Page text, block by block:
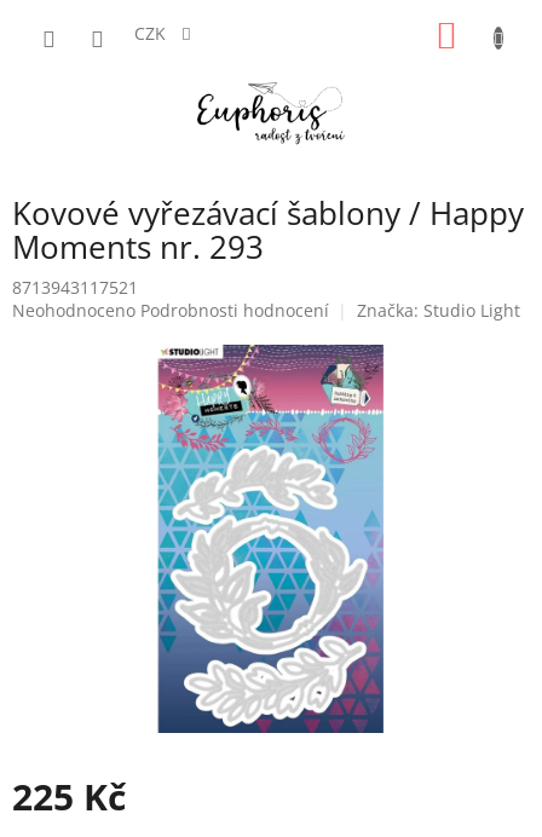
CZK
Kovové vyřezávací šablony / Happy
Moments nr. 293
8713943117521
Průměrné
Neohodnoceno Podrobnosti hodnocení Značka: Studio Light
225 Kč